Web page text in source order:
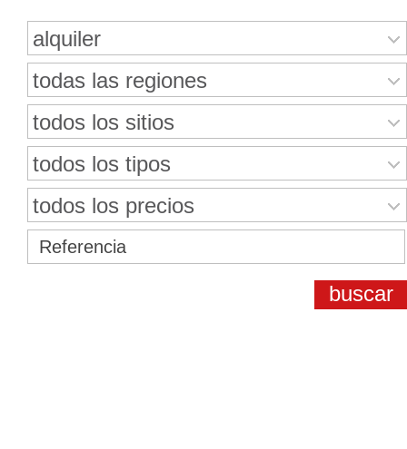
alquiler
todas las regiones
todos los sitios
todos los tipos
todos los precios